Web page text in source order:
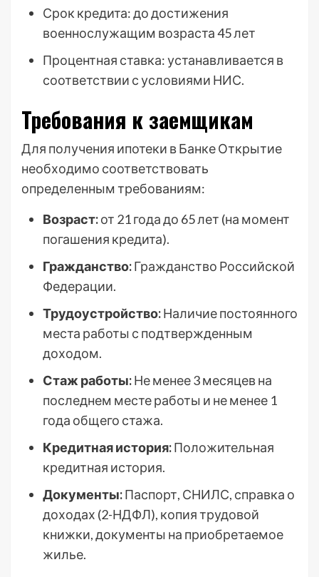
Срок кредита: до достижения
военнослужащим возраста 45 лет
Процентная ставка: устанавливается в
соответствии с условиями НИС.
Требования к заемщикам
Для получения ипотеки в Банке Открытие
необходимо соответствовать
определенным требованиям:
Возраст:от 21 года до 65 лет (на момент
погашения кредита).
Гражданство:Гражданство Российской
Федерации.
Трудоустройство:Наличие постоянного
места работы с подтвержденным
доходом.
Стаж работы:Не менее 3 месяцев на
последнем месте работы и не менее 1
года общего стажа.
Кредитная история:Положительная
кредитная история.
Документы:Паспорт, СНИЛС, справка о
доходах (2-НДФЛ), копия трудовой
книжки, документы на приобретаемое
жилье.